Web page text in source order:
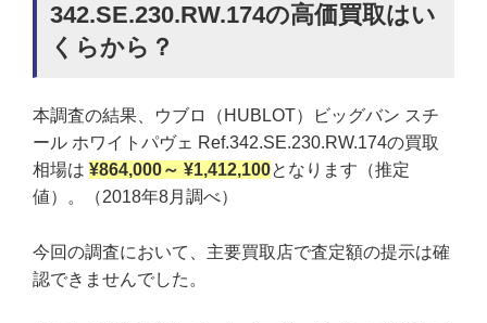
342.SE.230.RW.174の高価買取はい
くらから？
本調査の結果、ウブロ（HUBLOT）ビッグバン スチ
ール ホワイトパヴェ Ref.342.SE.230.RW.174の買取
相場は ¥864,000～ ¥1,412,100となります（推定
値）。（2018年8月調べ）
今回の調査において、主要買取店で査定額の提示は確
認できませんでした。